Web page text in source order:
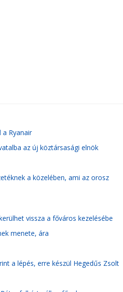
a Ryanair
az új köztársasági elnök
a közelében, ami az orosz
vissza a főváros kezelésébe
menete, ára
a lépés, erre készül Hegedűs Zsolt